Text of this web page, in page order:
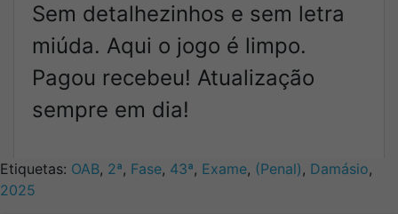
Sem detalhezinhos e sem letra
miúda. Aqui o jogo é limpo.
Pagou recebeu! Atualização
sempre em dia!
Etiquetas: OAB, 2ª, Fase, 43ª, Exame, (Penal), Damásio,
2025